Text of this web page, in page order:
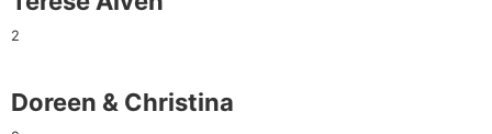
2
Doreen & Christina